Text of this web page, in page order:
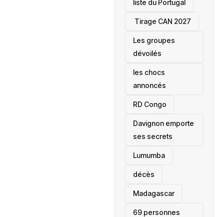
liste du Portugal
‎ Tirage CAN 2027
Les groupes
dévoilés
les chocs
annoncés
‎RD Congo
Davignon emporte
ses secrets
Lumumba
décès
‎Madagascar
69 personnes